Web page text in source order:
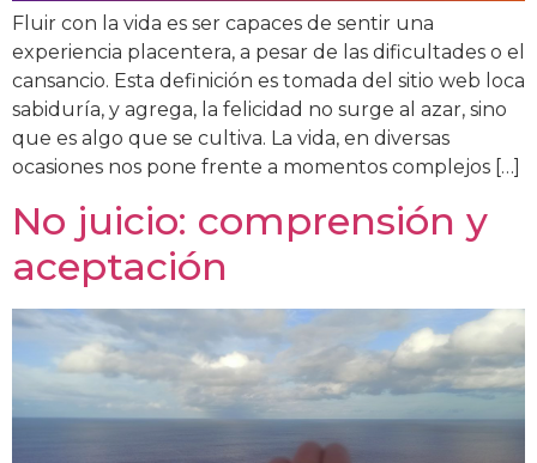
Fluir con la vida es ser capaces de sentir una
experiencia placentera, a pesar de las dificultades o el
cansancio. Esta definición es tomada del sitio web loca
sabiduría, y agrega, la felicidad no surge al azar, sino
que es algo que se cultiva. La vida, en diversas
ocasiones nos pone frente a momentos complejos […]
No juicio: comprensión y
aceptación